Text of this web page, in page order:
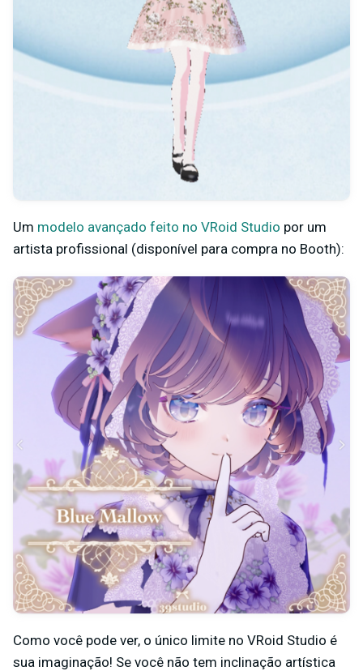
Um modelo avançado feito no VRoid Studio por um
artista profissional (disponível para compra no Booth):
Como você pode ver, o único limite no VRoid Studio é
sua imaginação! Se você não tem inclinação artística